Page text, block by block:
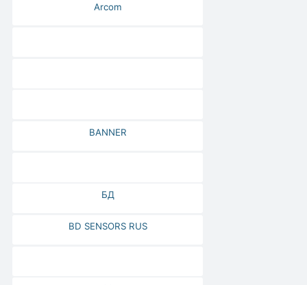
Arcom
BANNER
БД
BD SENSORS RUS